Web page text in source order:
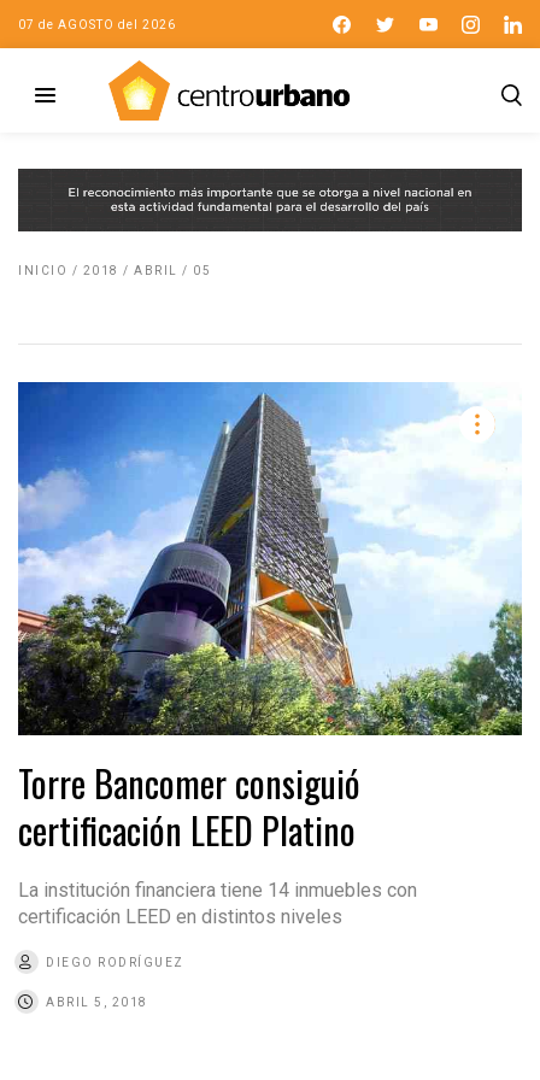
07 de AGOSTO del 2026
INICIO / 2018 / ABRIL / 05
Torre Bancomer consiguió
certificación LEED Platino
La institución financiera tiene 14 inmuebles con
certificación LEED en distintos niveles
DIEGO RODRÍGUEZ
ABRIL 5, 2018